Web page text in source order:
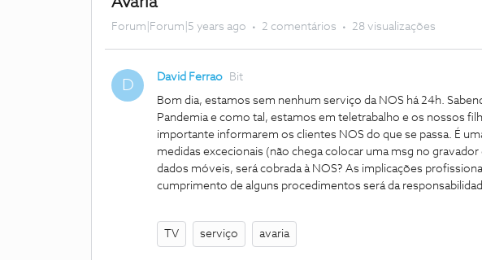
Forum|Forum|5 years ago 2 comentários 28 visualizações
D David Ferrao Bit
Bom dia, estamos sem nenhum serviço da NOS há 24h.
Pandemia e como tal, estamos em teletrabalho e os nossos
importante informarem os clientes NOS do que se passa. É
medidas excecionais (não chega colocar uma msg no
dados móveis, será cobrada à NOS? As implicações
cumprimento de alguns procedimentos será da
TV serviço avaria